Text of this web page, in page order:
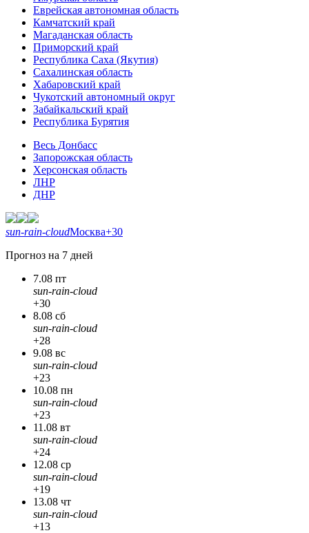
Еврейская автономная область
Камчатский край
Магаданская область
Приморский край
Республика Саха (Якутия)
Сахалинская область
Хабаровский край
Чукотский автономный округ
Забайкальский край
Республика Бурятия
Весь Донбасс
Запорожская область
Херсонская область
ЛНР
ДНР
sun-rain-cloudМосква+30
Прогноз на 7 дней
7.08 пт
sun-rain-cloud
+30
8.08 сб
sun-rain-cloud
+28
9.08 вс
sun-rain-cloud
+23
10.08 пн
sun-rain-cloud
+23
11.08 вт
sun-rain-cloud
+24
12.08 ср
sun-rain-cloud
+19
13.08 чт
sun-rain-cloud
+13